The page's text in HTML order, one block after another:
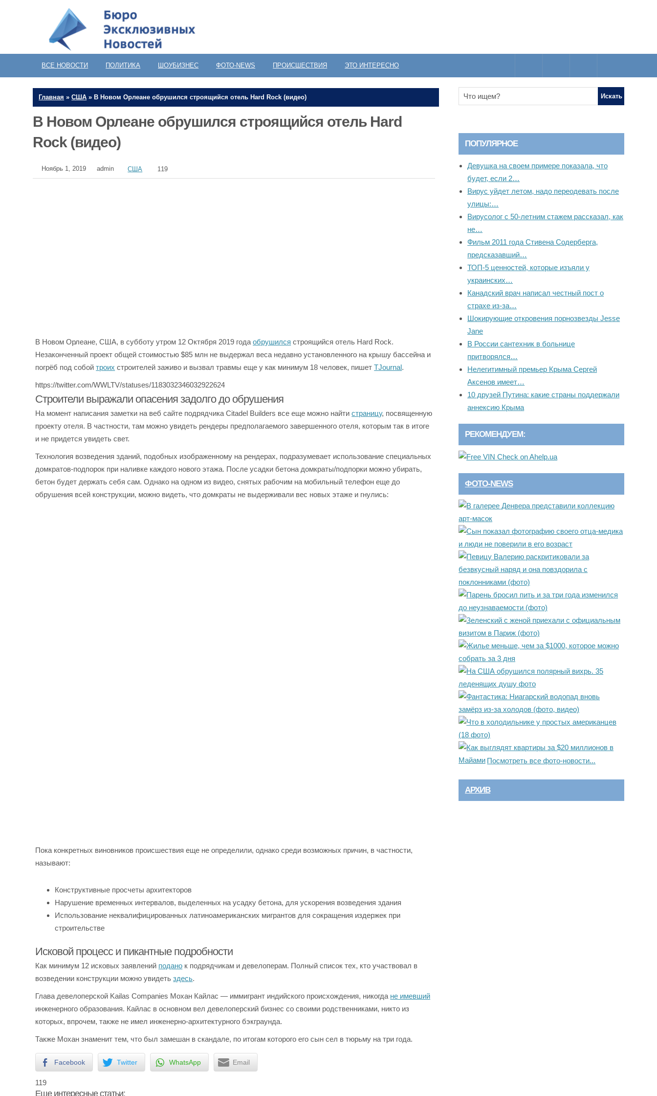
ВСЕ НОВОСТИ ПОЛИТИКА ШОУБИЗНЕС ФОТО-NEWS ПРОИСШЕСТВИЯ ЭТО ИНТЕРЕСНО
Главная »США » В Новом Орлеане обрушился строящийся отель Hard Rock (видео)
В Новом Орлеане обрушился строящийся отель Hard
Rock (видео)
Ноябрь 1, 2019 admin США 119
В Новом Орлеане, США, в субботу утром 12 Октября 2019 годаобрушился строящийся отель Hard Rock.
Незаконченный проект общей стоимостью $85 млн не выдержал веса недавно установленного на крышу бассейна и
погрёб под собойтроих строителей заживо и вызвал травмы еще у как минимум 18 человек, пишетTJournal.
https://twitter.com/WWLTV/statuses/1183032346032922624
Строители выражали опасения задолго до обрушения
На момент написания заметки на веб сайте подрядчика Citadel Builders все еще можно найтистраницу, посвященную
проекту отеля. В частности, там можно увидеть рендеры предполагаемого завершенного отеля, которым так в итоге
и не придется увидеть свет.
Технология возведения зданий, подобных изображенному на рендерах, подразумевает использование специальных
домкратов-подпорок при наливке каждого нового этажа. После усадки бетона домкраты/подпорки можно убирать,
бетон будет держать себя сам. Однако на одном из видео, снятых рабочим на мобильный телефон еще до
обрушения всей конструкции, можно видеть, что домкраты не выдерживали вес новых этаже и гнулись:
Пока конкретных виновников происшествия еще не определили, однако среди возможных причин, в частности,
называют:
Конструктивные просчеты архитекторов
Нарушение временных интервалов, выделенных на усадку бетона, для ускорения возведения здания
Использование неквалифицированных латиноамериканских мигрантов для сокращения издержек при
строительстве
Исковой процесс и пикантные подробности
Как минимум 12 исковых заявлений подано к подрядчикам и девелоперам. Полный список тех, кто участвовал в
возведении конструкции можно увидетьздесь.
Глава девелоперской Kailas Companies Мохан Кайлас — иммигрант индийского происхождения, никогда не имевший
инженерного образования. Кайлас в основном вел девелоперский бизнес со своими родственниками, никто из
которых, впрочем, также не имел инженерно-архитектурного бэкграунда.
Также Мохан знаменит тем, что был замешан в скандале, по итогам которого его сын сел в тюрьму на три года.
Facebook Twitter WhatsApp Email
119
Еще интересные статьи:
ПОПУЛЯРНОЕ
Девушка на своем примере показала, что
будет, если 2…
Вирус уйдет летом, надо переодевать после
улицы:…
Вирусолог с 50-летним стажем рассказал, как
не…
Фильм 2011 года Стивена Содерберга,
предсказавший…
ТОП-5 ценностей, которые изъяли у
украинских…
Канадский врач написал честный пост о
страхе из-за…
Шокирующие откровения порнозвезды Jesse
Jane
В России сантехник в больнице
притворялся…
Нелегитимный премьер Крыма Сергей
Аксенов имеет…
10 друзей Путина: какие страны поддержали
аннексию Крыма
РЕКОМЕНДУЕМ:
ФОТО-NEWS
Посмотреть все фото-новости...
АРХИВ